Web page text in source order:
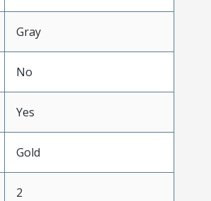
Gray
No
Yes
Gold
2